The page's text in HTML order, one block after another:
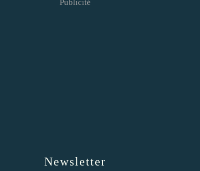
Newsletter
Publicité